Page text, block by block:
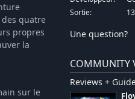
des quatre
propres
la
sur le
Sortie:
Une question?
COMMUNITY
Reviews +